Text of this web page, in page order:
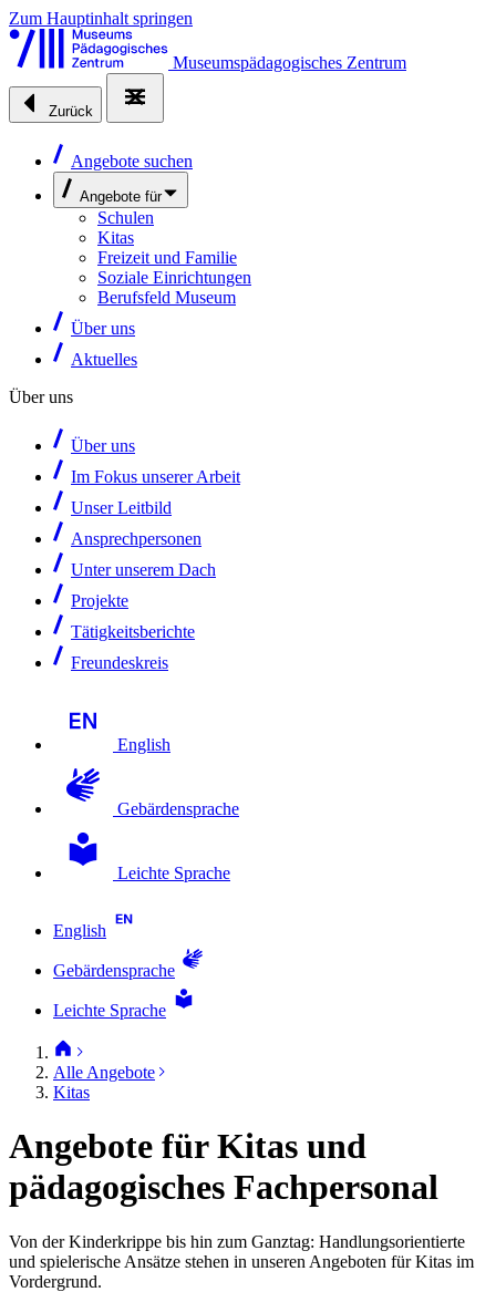
Zum Hauptinhalt springen
Museumspädagogisches Zentrum
Zurück
Angebote suchen
Angebote für
Schulen
Kitas
Freizeit und Familie
Soziale Einrichtungen
Berufsfeld Museum
Über uns
Aktuelles
Über uns
Über uns
Im Fokus unserer Arbeit
Unser Leitbild
Ansprechpersonen
Unter unserem Dach
Projekte
Tätigkeitsberichte
Freundeskreis
English
Gebärdensprache
Leichte Sprache
English
Gebärdensprache
Leichte Sprache
Alle Angebote
Kitas
Angebote für Kitas und
pädagogisches Fachpersonal
Von der Kinderkrippe bis hin zum Ganztag: Handlungsorientierte
und spielerische Ansätze stehen in unseren Angeboten für Kitas im
Vordergrund.